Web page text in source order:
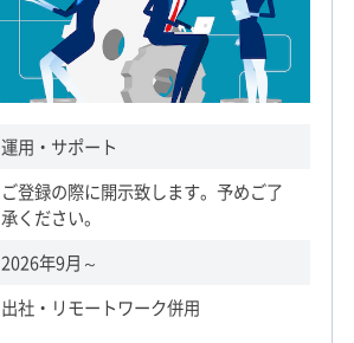
運用・サポート
ご登録の際に開示致します。予めご了
承ください。
2026年9月～
出社・リモートワーク併用